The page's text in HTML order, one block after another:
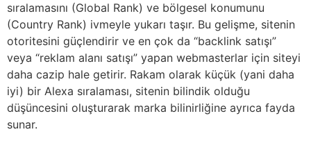
sıralamasını (Global Rank) ve bölgesel konumunu
(Country Rank) ivmeyle yukarı taşır. Bu gelişme, sitenin
otoritesini güçlendirir ve en çok da “backlink satışı”
veya “reklam alanı satışı” yapan webmasterlar için siteyi
daha cazip hale getirir. Rakam olarak küçük (yani daha
iyi) bir Alexa sıralaması, sitenin bilindik olduğu
düşüncesini oluşturarak marka bilinirliğine ayrıca fayda
sunar.